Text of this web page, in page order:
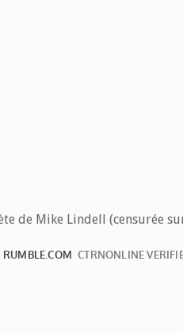
de Mike Lindell (censurée